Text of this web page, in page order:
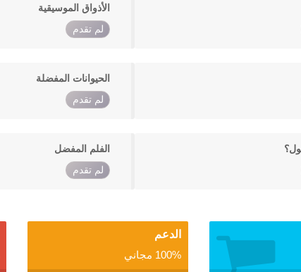
الأذواق الموسيقية
لم تقدم
الحيوانات المفضلة
لم تقدم
الفلم المفضل
لم تقدم
الدعم
100% مجاني